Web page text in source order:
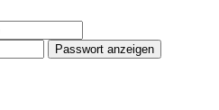
Passwort anzeigen